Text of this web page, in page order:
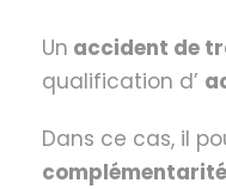
Un accident de
qualification d’
Dans ce cas, il